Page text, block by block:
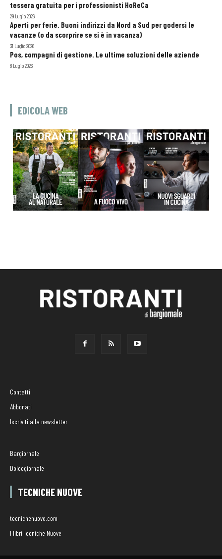
tessera gratuita per i professionisti HoReCa
29 Luglio 2026
Aperti per ferie. Buoni indirizzi da Nord a Sud per godersi le
vacanze (o da scorprire se si è in vacanza)
31 Luglio 2026
Pos, compagni di gestione. Le ultime soluzioni delle aziende
8 Luglio 2026
EDICOLA WEB
Contatti
Abbonati
Iscriviti alla newsletter
Bargiornale
Dolcegiornale
TECNICHE NUOVE
tecnichenuove.com
I libri Tecniche Nuove